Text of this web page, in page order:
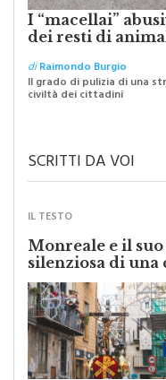
I “macellai”
dei resti di
diRaimondo Burgio
Il grado di pulizia di una
civiltà dei cittadini
SCRITTI DA VOI
IL TESTO
Monreale e il
silenziosa di una